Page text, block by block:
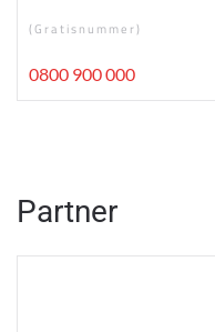
(Gratisnummer)
0800 900 000
Partner